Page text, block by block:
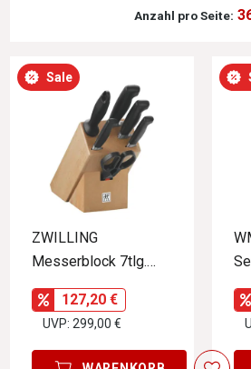
Anzahl pro Seite:
Sale
ZWILLING
Messerblock 7tlg.
Vier Sterne
127,20 €
UVP: 299,00 €